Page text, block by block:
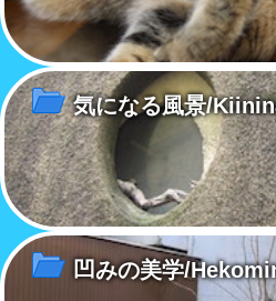
気になる風景/
凹みの美学/